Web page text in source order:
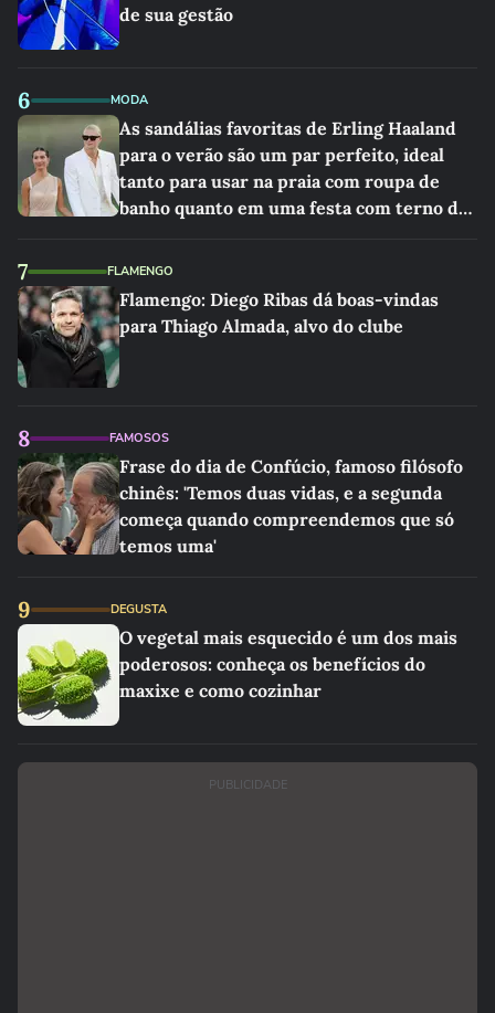
de sua gestão
6 MODA
As sandálias favoritas de Erling Haaland
para o verão são um par perfeito, ideal
tanto para usar na praia com roupa de
banho quanto em uma festa com terno de
7 FLAMENGO
Flamengo: Diego Ribas dá boas-vindas
para Thiago Almada, alvo do clube
8 FAMOSOS
Frase do dia de Confúcio, famoso filósofo
chinês: 'Temos duas vidas, e a segunda
começa quando compreendemos que só
temos uma'
9 DEGUSTA
O vegetal mais esquecido é um dos mais
poderosos: conheça os benefícios do
maxixe e como cozinhar
PUBLICIDADE